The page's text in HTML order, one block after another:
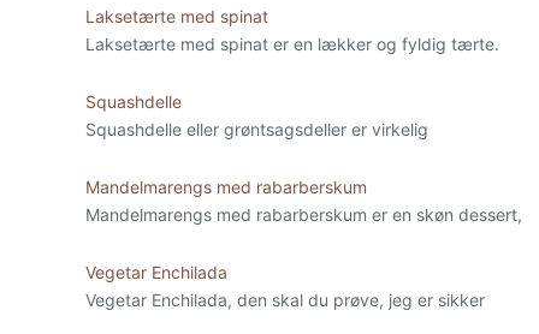
Laksetærte med spinat
Laksetærte med spinat er en lækker og fyldig tærte.
Squashdelle
Squashdelle eller grøntsagsdeller er virkelig
Mandelmarengs med rabarberskum
Mandelmarengs med rabarberskum er en skøn dessert,
Vegetar Enchilada
Vegetar Enchilada, den skal du prøve, jeg er sikker